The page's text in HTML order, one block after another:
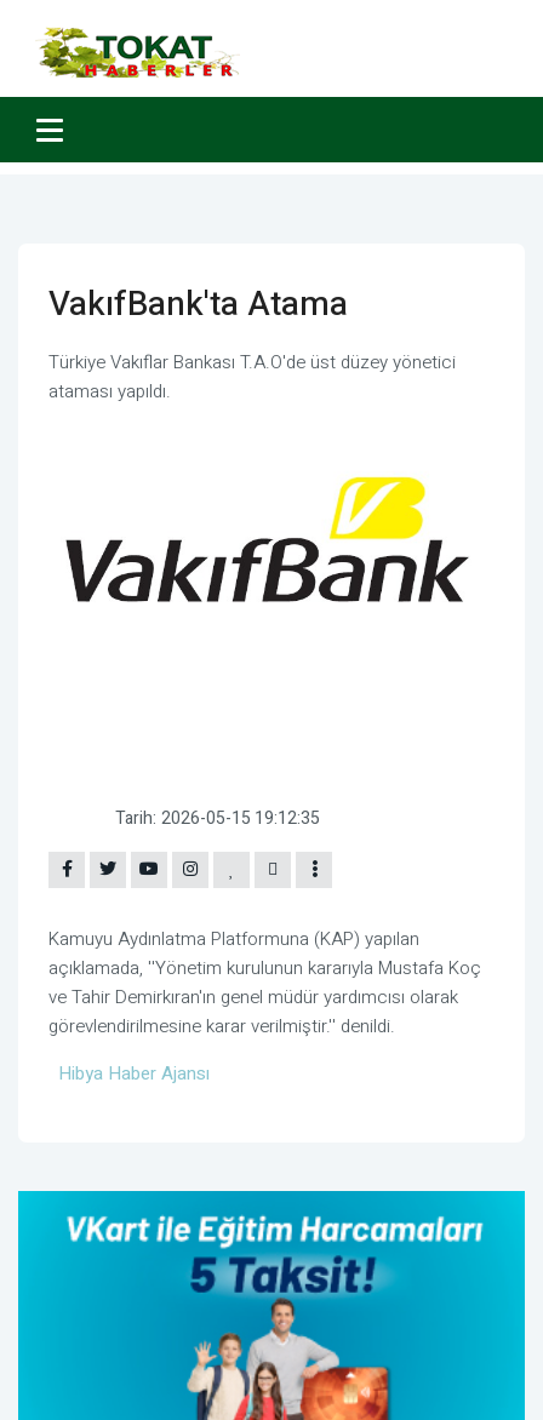
VakıfBank'ta Atama
Türkiye Vakıflar Bankası T.A.O'de üst düzey yönetici
ataması yapıldı.
Tarih: 2026-05-15 19:12:35
Kamuyu Aydınlatma Platformuna (KAP) yapılan
açıklamada, ''Yönetim kurulunun kararıyla Mustafa Koç
ve Tahir Demirkıran'ın genel müdür yardımcısı olarak
görevlendirilmesine karar verilmiştir.'' denildi.
Hibya Haber Ajansı